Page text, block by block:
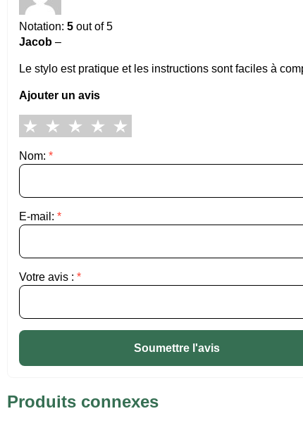
Notation: 5 out of 5
Jacob –
Le stylo est pratique et les instructions sont faciles à
Ajouter un avis
Nom: *
E-mail: *
Votre avis : *
Soumettre l'avis
Produits connexes